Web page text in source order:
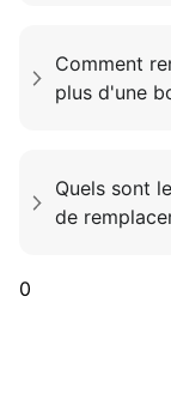
Comment
plus d'une
Quels sont
de
0